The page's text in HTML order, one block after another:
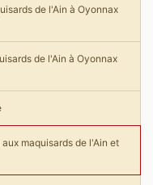
de l'Ain à Oyonnax
de l'Ain à Oyonnax
maquisards de l'Ain et